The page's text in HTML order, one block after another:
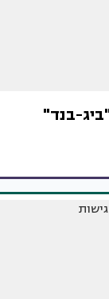
בנד"